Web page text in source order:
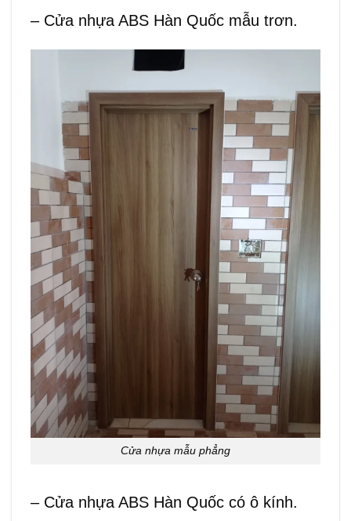
– Cửa nhựa ABS Hàn Quốc mẫu trơn.
Cửa nhựa mẫu phẳng
– Cửa nhựa ABS Hàn Quốc có ô kính.